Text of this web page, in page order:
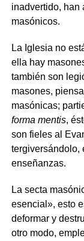
inadvertido, han
masónicos.
La Iglesia no
ella hay
también son
masones,
masónicas;
forma mentis,
son fieles al
tergiversándolo,
enseñanzas.
La secta
esencial», esto
deformar y
otro modo,